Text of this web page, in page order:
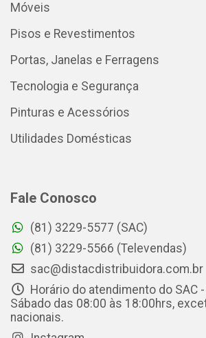
Móveis
Pisos e Revestimentos
Portas, Janelas e Ferragens
Tecnologia e Segurança
Pinturas e Acessórios
Utilidades Domésticas
Fale Conosco
(81) 3229-5577 (SAC)
(81) 3229-5566 (Televendas)
sac@distacdistribuidora.com.br
Horário do atendimento do SAC
Sábado das 08:00 às 18:00hrs,
nacionais.